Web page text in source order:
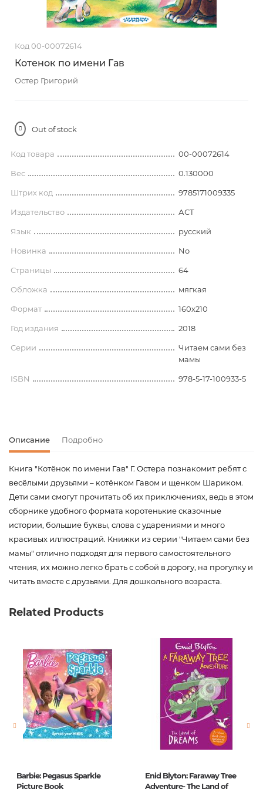
Код 00-00072614
Котенок по имени Гав
Остер Григорий
Out of stock
Код товара 00-00072614
Вес 0.130000
Штрих код 9785171009335
Издательство АСТ
Язык русский
Новинка No
Страницы 64
Обложка мягкая
Формат 160х210
Год издания 2018
Серии
Читаем сами без
мамы
ISBN 978-5-17-100933-5
Описание Подробно
Книга "Котёнок по имени Гав" Г. Остера познакомит ребят с
весёлыми друзьями – котёнком Гавом и щенком Шариком.
Дети сами смогут прочитать об их приключениях, ведь в этом
сборнике удобного формата коротенькие сказочные
истории, большие буквы, слова с ударениями и много
красивых иллюстраций. Книжки из серии "Читаем сами без
мамы" отлично подходят для первого самостоятельного
чтения, их можно легко брать с собой в дорогу, на прогулку и
читать вместе с друзьями. Для дошкольного возраста.
Вес
Издательство АСТ
Язык русский
Новинка No
Страницы 64
Обложка мягкая
Год издания 2018
Related Products
Barbie: Pegasus Sparkle
Picture Book
Enid Blyton: Faraway Tree
Adventure- The Land of